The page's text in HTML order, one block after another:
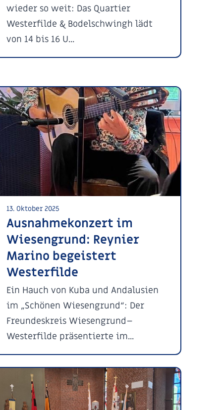
wieder so weit: Das Quartier
Westerfilde & Bodelschwingh lädt
von 14 bis 16 U...
13. Oktober 2025
Ausnahmekonzert im
Wiesengrund: Reynier
Marino begeistert
Westerfilde
Ein Hauch von Kuba und Andalusien
im „Schönen Wiesengrund“: Der
Freundeskreis Wiesengrund–
Westerfilde präsentierte im...